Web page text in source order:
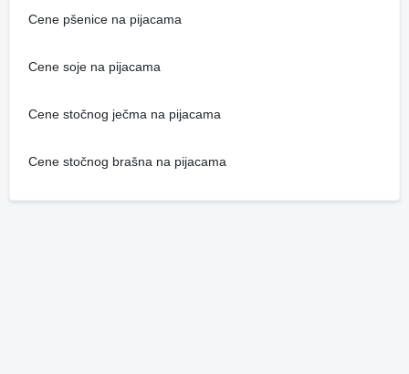
Cene pšenice na pijacama
Cene soje na pijacama
Cene stočnog ječma na pijacama
Cene stočnog brašna na pijacama